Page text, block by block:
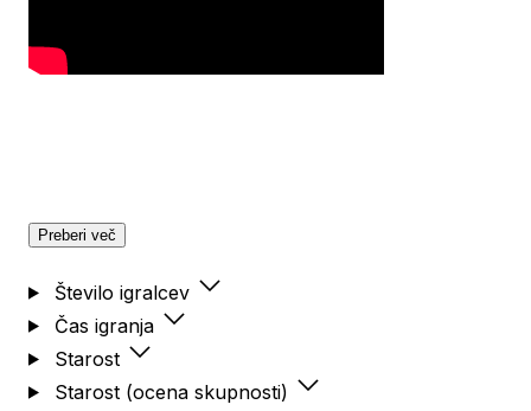
Preberi več
Število igralcev
Čas igranja
Starost
Starost (ocena skupnosti)